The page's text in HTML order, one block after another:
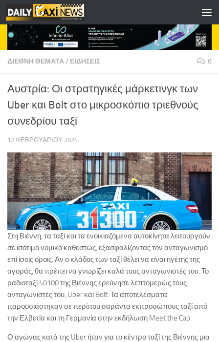
Skip to content
ΔΙΕΘΝΗ ΘΕΜΑΤΑ/ ΕΙΔΗΣΕΙΣ 0
Αυστρία: Οι στρατηγικές μάρκετινγκ των
Uber και Bolt στο μικροσκόπιο τριεθνούς
συνεδρίου ταξί
12 ΦΕΒΡΟΥΑΡΊΟΥ 2024
Στη Βιέννη, τα ταξί και τα ενοικιαζόμενα αυτοκίνητα λειτουργούν
σε ισότιμο νομικό καθεστώς, εξασφαλίζοντας τον ανταγωνισμό
επί ίσοις όροις. Αν ο κλάδος των ταξί θέλει να είναι ηγέτης της
αγοράς, θα πρέπει να γνωρίζει καλά τους ανταγωνιστές του. Το
ραδιοταξί 40100 της Βιέννης ερεύνησε λεπτομερώς τους
ανταγωνιστές του, Uber και Bolt. Τα αποτελέσματα
παρουσιάστηκαν σε περίπου σαράντα εκπροσώπους ταξί από
την Ελβετία και τη Γερμανία στην εκδήλωση Meet the Cab.
Ο αγώνας κατά της Uber ήταν για το κέντρο ταξί της Βιέννης μια